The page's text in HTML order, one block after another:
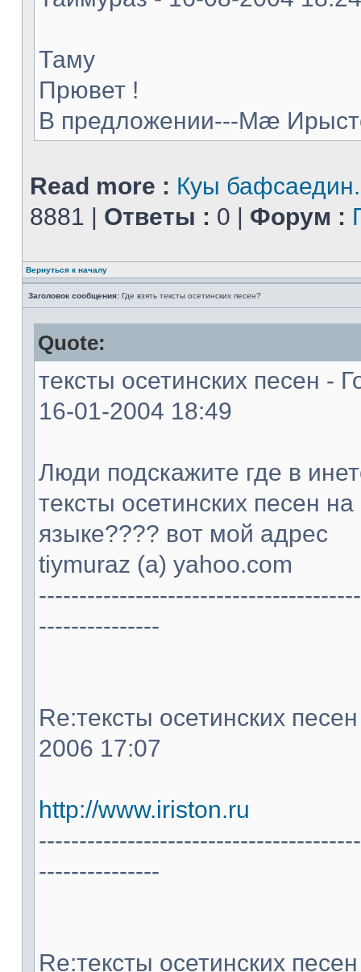
Таму
Прювет !
В предложении---Мæ
Read more : Куы
8881 | Ответы : 0 | Форум :
Вернуться к началу
Заголовок сообщения: Где взять тексты осетинских песен?
Quote:
тексты осетинских песен -
16-01-2004 18:49
Люди подскажите где в
тексты осетинских песен
языке???? вот мой адрес
tiymuraz (а) yahoo.com
---------------
Re:тексты осетинских
2006 17:07
http://www.iriston.ru
---------------
Re:тексты осетинских